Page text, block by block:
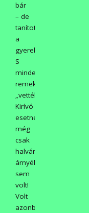
bár
– de
tanítottuk
a
gyerekeket.
S
mindezt
remekül
„vették”!
Kirívó
esetnek
még
csak
halvány
árnyéka
sem
volt!
Volt
azonban